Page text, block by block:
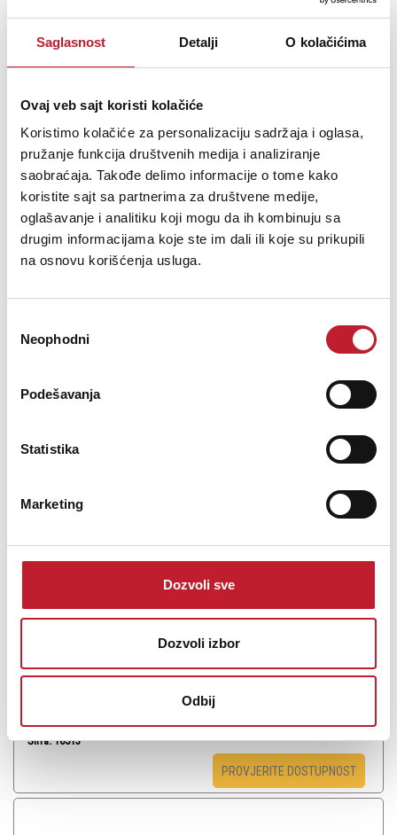
Saglasnost Detalji O kolačićima
Ovaj veb sajt koristi kolačiće
Koristimo kolačiće za personalizaciju sadržaja i oglasa,
pružanje funkcija društvenih medija i analiziranje
saobraćaja. Takođe delimo informacije o tome kako
koristite sajt sa partnerima za društvene medije,
oglašavanje i analitiku koji mogu da ih kombinuju sa
drugim informacijama koje ste im dali ili koje su prikupili
na osnovu korišćenja usluga.
сагласности
Neophodni
Podešavanja
Statistika
Marketing
Dozvoli sve
Dozvoli izbor
Odbij
platform that can grow with you and your organization any time,
any moment. I/O cards can be shared between systems and a
Šifra: 16512
PROVJERITE DOSTUPNOST
We can supply you a perfect matching ON-AIR light for all our
mixers. Actuallyhere there is no lamp inside anymore, just
Šifra: 16513
PROVJERITE DOSTUPNOST